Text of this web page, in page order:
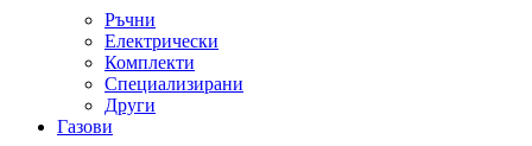
Ръчни
Електрически
Комплекти
Специализирани
Други
Газови